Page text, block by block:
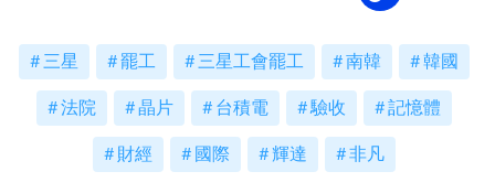
三星 罷工 三星工會罷工 南韓 韓國
法院 晶片 台積電 驗收 記憶體
財經 國際 輝達 非凡